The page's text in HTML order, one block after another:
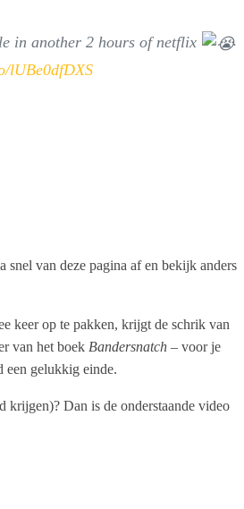
in another 2 hours of netflix
lUBe0dfDXS
van deze pagina af en bekijk anders
keer op te pakken, krijgt de schrik van
van het boek Bandersnatch – voor je
een gelukkig einde.
krijgen)? Dan is de onderstaande video